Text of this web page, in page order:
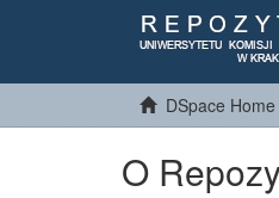
DSpace Home
O